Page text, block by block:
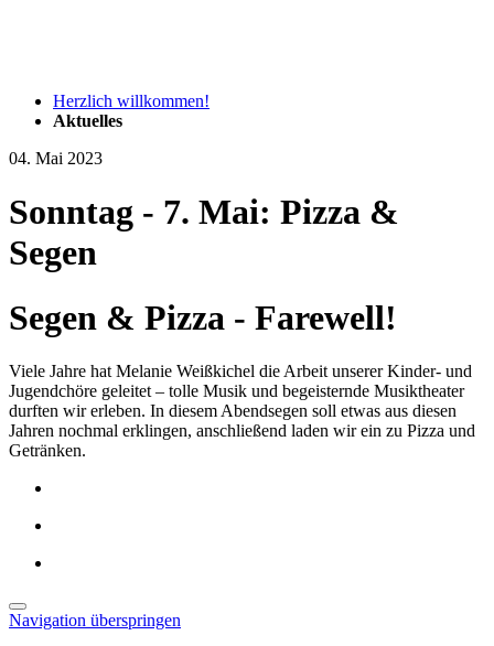
Herzlich willkommen!
Aktuelles
04. Mai 2023
Sonntag - 7. Mai: Pizza &
Segen
Segen & Pizza - Farewell!
Viele Jahre hat Melanie Weißkichel die Arbeit unserer Kinder- und
Jugendchöre geleitet – tolle Musik und begeisternde Musiktheater
durften wir erleben. In diesem Abendsegen soll etwas aus diesen
Jahren nochmal erklingen, anschließend laden wir ein zu Pizza und
Getränken.
Navigation überspringen